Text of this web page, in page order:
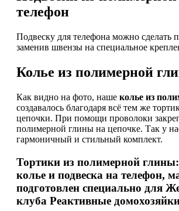
телефон
Подвеску для телефона можно сделать
заменив швензы на специальное
Колье из полимерной
Как видно на фото, наше колье из
создавалось благодаря всё тем же
цепочки. При помощи проволоки
полимерной глины на цепочке. Так у
гармоничный и стильный комплект.
Тортики из полимерной глины:
колье и подвеска на телефон,
подготовлен специально для
клуба Реактивные